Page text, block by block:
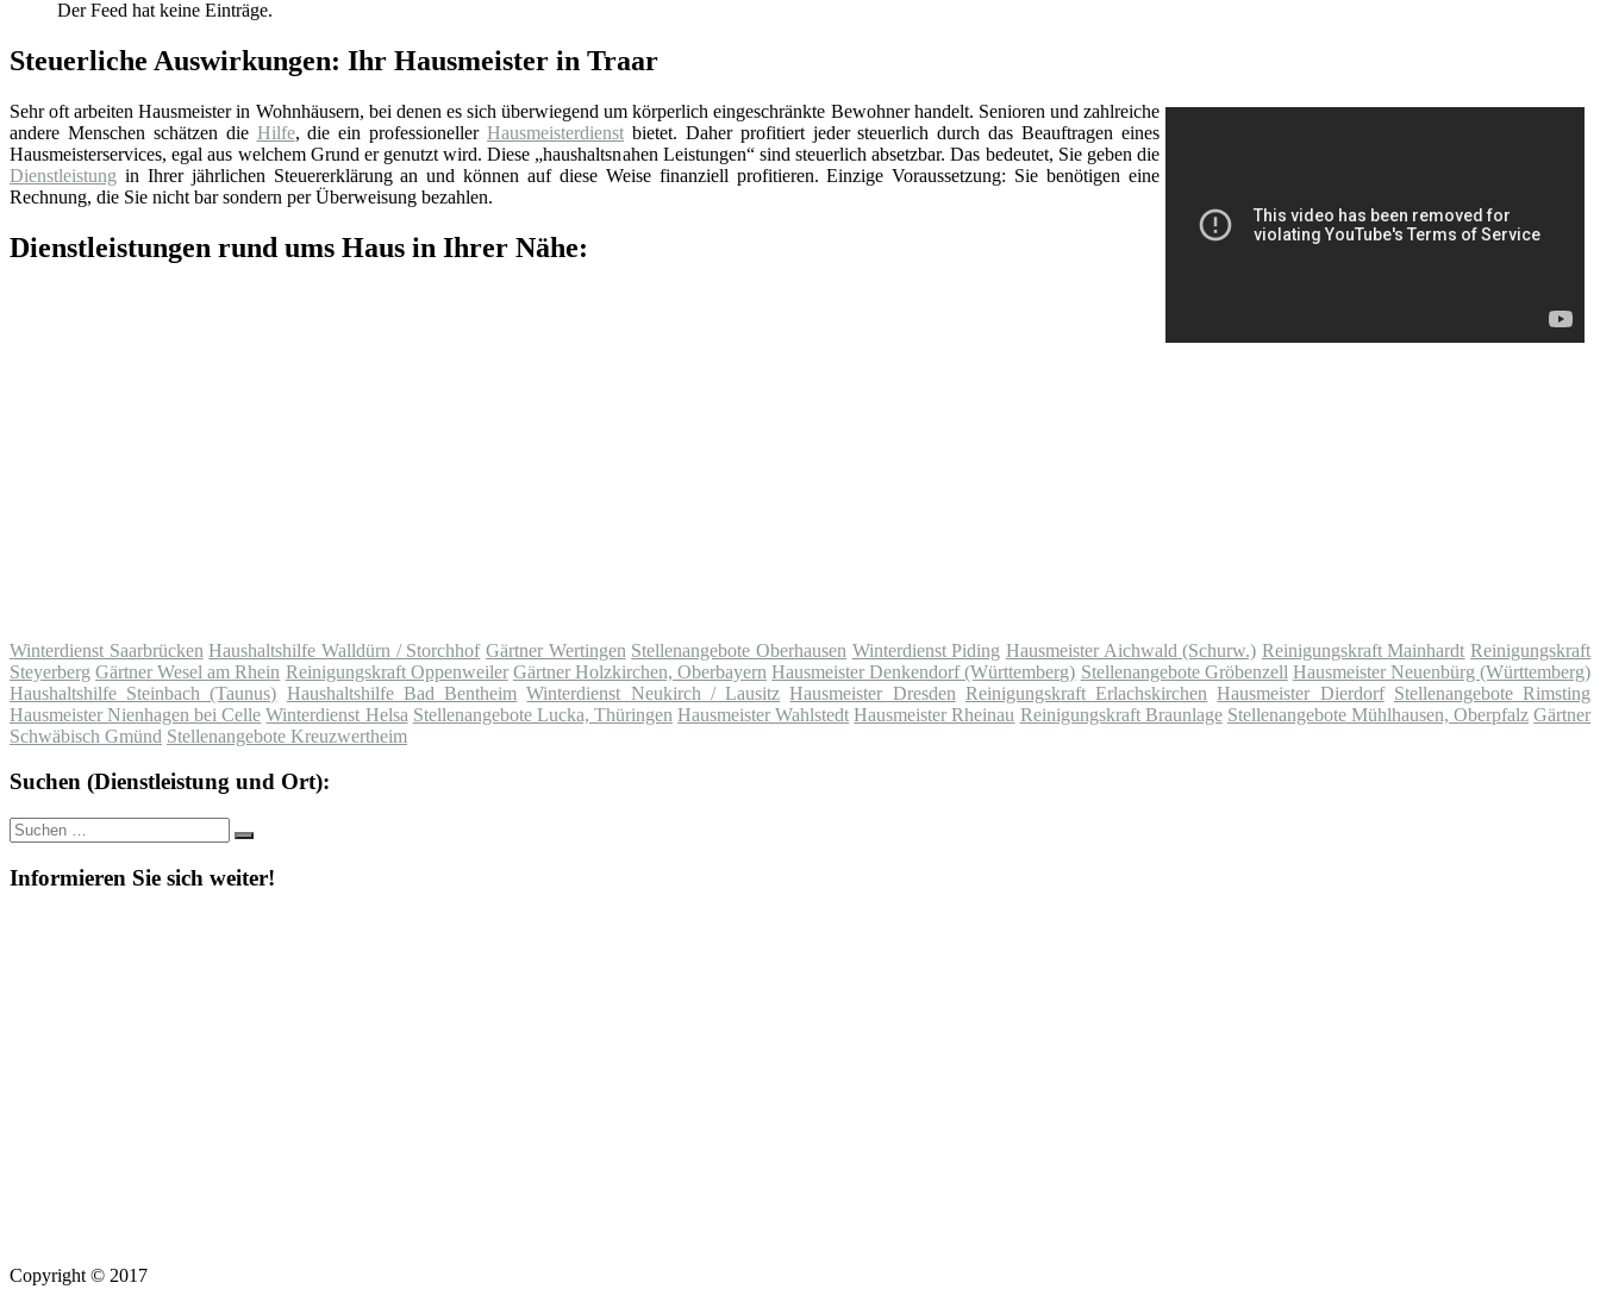
Der Feed hat keine Einträge.
Steuerliche Auswirkungen: Ihr Hausmeister in Traar
Sehr oft arbeiten Hausmeister in Wohnhäusern, bei denen es sich überwiegend um körperlich eingeschränkte Bewohner handelt. Senioren und zahlreiche
andere Menschen schätzen die Hilfe, die ein professionellerHausmeisterdienst bietet. Daher profitiert jeder steuerlich durch das Beauftragen eines
Hausmeisterservices, egal aus welchem Grund er genutzt wird. Diese „haushaltsnahen Leistungen“ sind steuerlich absetzbar. Das bedeutet, Sie geben die
Dienstleistung in Ihrer jährlichen Steuererklärung an und können auf diese Weise finanziell profitieren. Einzige Voraussetzung: Sie benötigen eine
Rechnung, die Sie nicht bar sondern per Überweisung bezahlen.
Dienstleistungen rund ums Haus in Ihrer Nähe:
Winterdienst Saarbrücken Haushaltshilfe Walldürn / Storchhof Gärtner Wertingen Stellenangebote Oberhausen Winterdienst Piding Hausmeister Aichwald (Schurw.) Reinigungskraft Mainhardt Reinigungskraft
Steyerberg Gärtner Wesel am Rhein Reinigungskraft Oppenweiler Gärtner Holzkirchen, Oberbayern Hausmeister Denkendorf (Württemberg) Stellenangebote Gröbenzell Hausmeister Neuenbürg (Württemberg)
Haushaltshilfe Steinbach (Taunus) Haushaltshilfe Bad Bentheim Winterdienst Neukirch / Lausitz Hausmeister Dresden Reinigungskraft Erlachskirchen Hausmeister Dierdorf Stellenangebote Rimsting
Hausmeister Nienhagen bei Celle Winterdienst Helsa Stellenangebote Lucka, Thüringen Hausmeister Wahlstedt Hausmeister Rheinau Reinigungskraft Braunlage Stellenangebote Mühlhausen, Oberpfalz Gärtner
Schwäbisch Gmünd Stellenangebote Kreuzwertheim
Suchen (Dienstleistung und Ort):
Suche
nach:
Suchen
Informieren Sie sich weiter!
Copyright © 2017